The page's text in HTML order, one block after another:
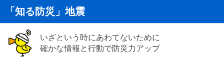
「知る防災」地震
いざという時にあわてないために
確かな情報と行動で防災力アップ